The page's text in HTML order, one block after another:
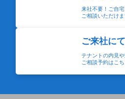
来社不要！ご自
ご相談いただけま
ご来社に
テナントの内見
ご相談予約はこち